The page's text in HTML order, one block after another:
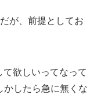
が、前提としてお
欲しいってなって
かしたら急に無くな